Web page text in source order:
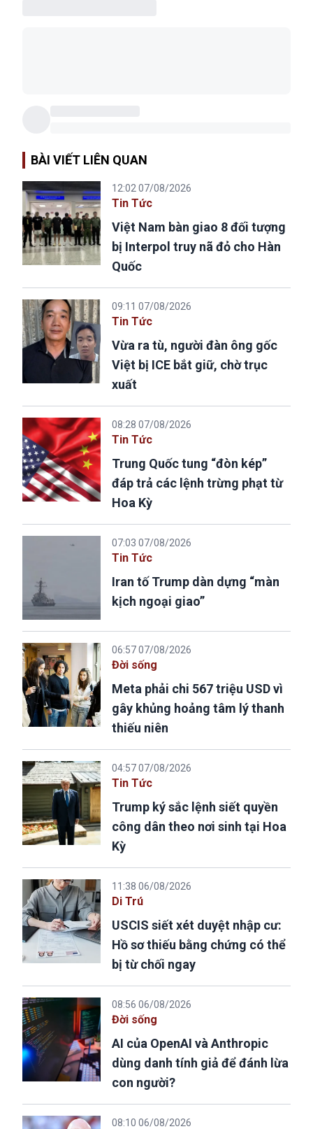
BÀI VIẾT LIÊN QUAN
12:02 07/08/2026
Tin Tức
Việt Nam bàn giao 8 đối tượng
bị Interpol truy nã đỏ cho Hàn
Quốc
09:11 07/08/2026
Tin Tức
Vừa ra tù, người đàn ông gốc
Việt bị ICE bắt giữ, chờ trục
xuất
08:28 07/08/2026
Tin Tức
Trung Quốc tung “đòn kép”
đáp trả các lệnh trừng phạt từ
Hoa Kỳ
07:03 07/08/2026
Tin Tức
Iran tố Trump dàn dựng “màn
kịch ngoại giao”
06:57 07/08/2026
Đời sống
Meta phải chi 567 triệu USD vì
gây khủng hoảng tâm lý thanh
thiếu niên
04:57 07/08/2026
Tin Tức
Trump ký sắc lệnh siết quyền
công dân theo nơi sinh tại Hoa
Kỳ
11:38 06/08/2026
Di Trú
USCIS siết xét duyệt nhập cư:
Hồ sơ thiếu bằng chứng có thể
bị từ chối ngay
08:56 06/08/2026
Đời sống
AI của OpenAI và Anthropic
dùng danh tính giả để đánh lừa
con người?
08:10 06/08/2026